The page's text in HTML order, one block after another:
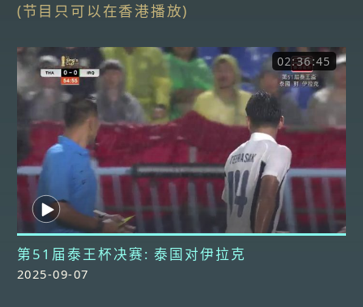
(节目只可以在香港播放)
02:36:45
第51届泰王杯决赛: 泰国对伊拉克
2025-09-07